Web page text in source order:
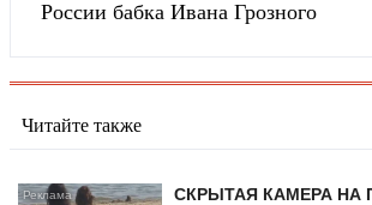
России бабка Ивана Грозного
Читайте также
СКРЫТАЯ КАМЕРА НА